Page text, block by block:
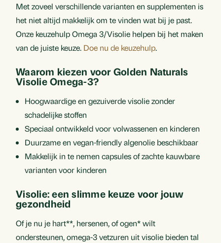
Met zoveel verschillende varianten en supplementen is
het niet altijd makkelijk om te vinden wat bij je past.
Onze keuzehulp Omega 3/Visolie helpen bij het maken
van de juiste keuze. Doe nu de keuzehulp.
Waarom kiezen voor Golden Naturals
Visolie Omega-3?
Hoogwaardige en gezuiverde visolie zonder
schadelijke stoffen
Speciaal ontwikkeld voor volwassenen en kinderen
Duurzame en vegan-friendly algenolie beschikbaar
Makkelijk in te nemen capsules of zachte kauwbare
varianten voor kinderen
Visolie: een slimme keuze voor jouw
gezondheid
Of je nu je hart**, hersenen, of ogen* wilt
ondersteunen, omega-3 vetzuren uit visolie bieden tal